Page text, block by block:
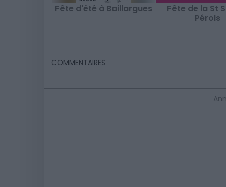
Fête d'été à Baillargues
Fête de la St
Pérols
COMMENTAIRES